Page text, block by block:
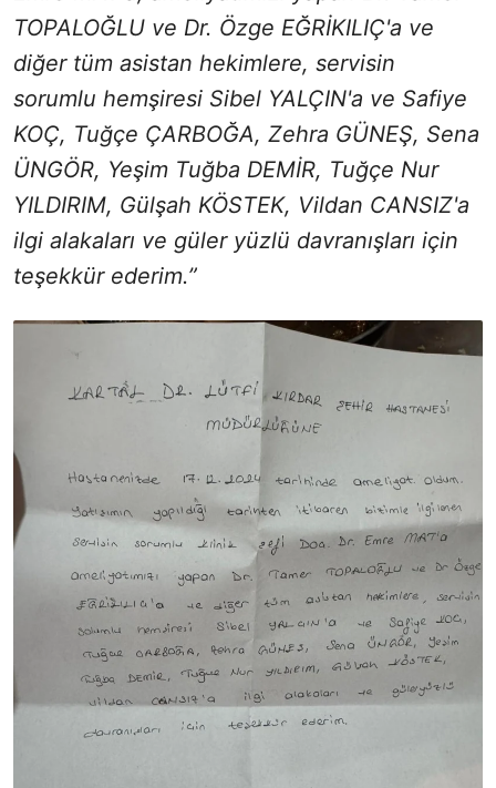
TOPALOĞLU ve Dr. Özge EĞRİKILIÇ'a ve
diğer tüm asistan hekimlere, servisin
sorumlu hemşiresi Sibel YALÇIN'a ve Safiye
KOÇ, Tuğçe ÇARBOĞA, Zehra GÜNEŞ, Sena
ÜNGÖR, Yeşim Tuğba DEMİR, Tuğçe Nur
YILDIRIM, Gülşah KÖSTEK, Vildan CANSIZ'a
ilgi alakaları ve güler yüzlü davranışları için
teşekkür ederim.”